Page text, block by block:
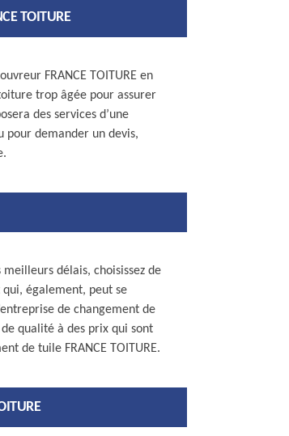
TOITURE
FRANCE TOITURE en
trop âgée pour assurer
des services d’une
pour demander un devis,
délais, choisissez de
également, peut se
de changement de
qualité à des prix qui sont
de tuile FRANCE TOITURE.